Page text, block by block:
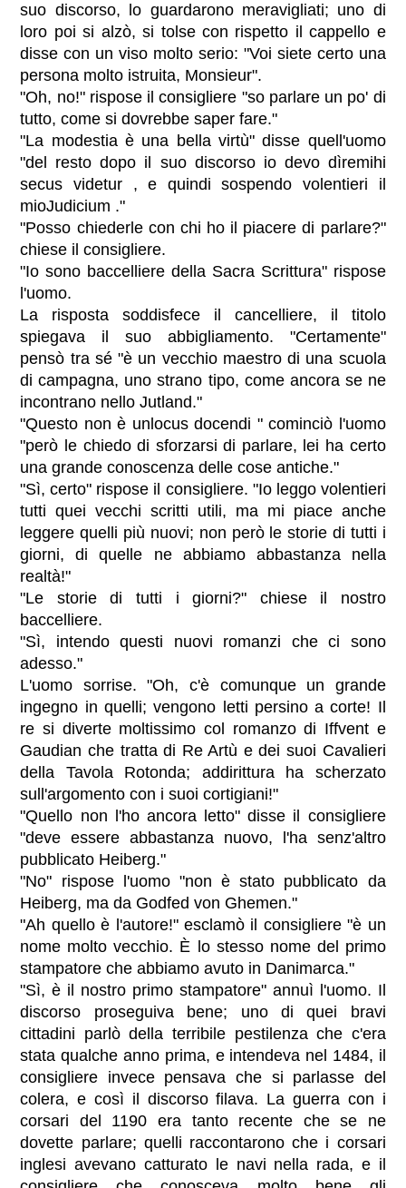
suo discorso, lo guardarono meravigliati; uno di
loro poi si alzò, si tolse con rispetto il cappello e
disse con un viso molto serio: "Voi siete certo una
persona molto istruita, Monsieur".
"Oh, no!" rispose il consigliere "so parlare un po' di
tutto, come si dovrebbe saper fare."
"La modestia è una bella virtù" disse quell'uomo
"del resto dopo il suo discorso io devo dìremihi
secus videtur , e quindi sospendo volentieri il
mioJudicium ."
"Posso chiederle con chi ho il piacere di parlare?"
chiese il consigliere.
"Io sono baccelliere della Sacra Scrittura" rispose
l'uomo.
La risposta soddisfece il cancelliere, il titolo
spiegava il suo abbigliamento. "Certamente"
pensò tra sé "è un vecchio maestro di una scuola
di campagna, uno strano tipo, come ancora se ne
incontrano nello Jutland."
"Questo non è unlocus docendi " cominciò l'uomo
"però le chiedo di sforzarsi di parlare, lei ha certo
una grande conoscenza delle cose antiche."
"Sì, certo" rispose il consigliere. "Io leggo volentieri
tutti quei vecchi scritti utili, ma mi piace anche
leggere quelli più nuovi; non però le storie di tutti i
giorni, di quelle ne abbiamo abbastanza nella
realtà!"
"Le storie di tutti i giorni?" chiese il nostro
baccelliere.
"Sì, intendo questi nuovi romanzi che ci sono
adesso."
L'uomo sorrise. "Oh, c'è comunque un grande
ingegno in quelli; vengono letti persino a corte! Il
re si diverte moltissimo col romanzo di Iffvent e
Gaudian che tratta di Re Artù e dei suoi Cavalieri
della Tavola Rotonda; addirittura ha scherzato
sull'argomento con i suoi cortigiani!"
"Quello non l'ho ancora letto" disse il consigliere
"deve essere abbastanza nuovo, l'ha senz'altro
pubblicato Heiberg."
"No" rispose l'uomo "non è stato pubblicato da
Heiberg, ma da Godfed von Ghemen."
"Ah quello è l'autore!" esclamò il consigliere "è un
nome molto vecchio. È lo stesso nome del primo
stampatore che abbiamo avuto in Danimarca."
"Sì, è il nostro primo stampatore" annuì l'uomo. Il
discorso proseguiva bene; uno di quei bravi
cittadini parlò della terribile pestilenza che c'era
stata qualche anno prima, e intendeva nel 1484, il
consigliere invece pensava che si parlasse del
colera, e così il discorso filava. La guerra con i
corsari del 1190 era tanto recente che se ne
dovette parlare; quelli raccontarono che i corsari
inglesi avevano catturato le navi nella rada, e il